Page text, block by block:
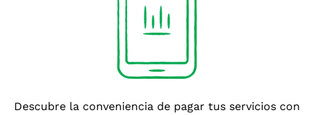
Descubre la conveniencia de pagar tus servicios con